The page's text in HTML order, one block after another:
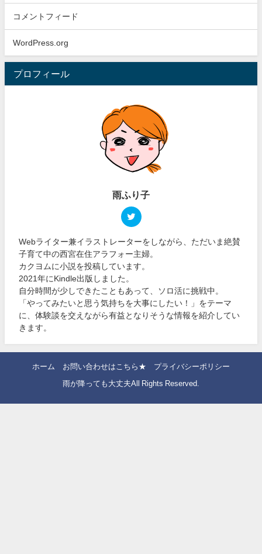
コメントフィード
WordPress.org
プロフィール
雨ふり子
Webライター兼イラストレーターをしながら、ただいま絶賛
子育て中の西宮在住アラフォー主婦。
カクヨムに小説を投稿しています。
2021年にKindle出版しました。
自分時間が少しできたこともあって、ソロ活に挑戦中。
「やってみたいと思う気持ちを大事にしたい！」をテーマ
に、体験談を交えながら有益となりそうな情報を紹介してい
きます。
ホーム お問い合わせはこちら★ プライバシーポリシー
雨が降っても大丈夫All Rights Reserved.